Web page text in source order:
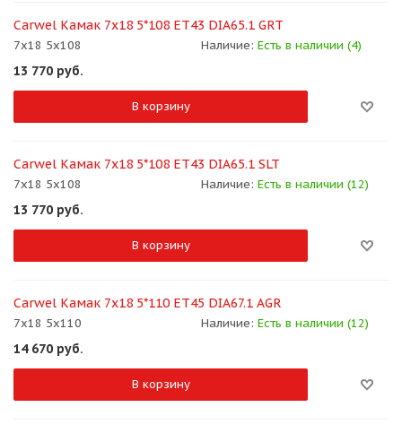
Carwel Камак 7x18 5*108 ET43 DIA65.1 GRT
7x18 5x108 Наличие: Есть в наличии (4)
13 770 руб.
В корзину
Carwel Камак 7x18 5*108 ET43 DIA65.1 SLT
7x18 5x108 Наличие: Есть в наличии (12)
13 770 руб.
В корзину
Carwel Камак 7x18 5*110 ET45 DIA67.1 AGR
7x18 5x110 Наличие: Есть в наличии (12)
14 670 руб.
В корзину